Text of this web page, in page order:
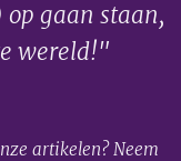
gaan staan,
wereld!"
artikelen? Neem